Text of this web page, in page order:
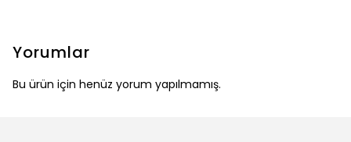
Yorumlar
Bu ürün için henüz yorum yapılmamış.